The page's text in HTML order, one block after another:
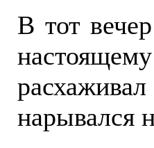
В тот
нарывался